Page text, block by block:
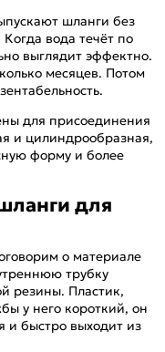
шланги без
вода течёт по
выглядит эффектно.
месяцев. Потом
для присоединения
и цилиндрообразная,
форму и более
для
о материале
трубку
резины. Пластик,
у него короткий, он
и быстро выходит из